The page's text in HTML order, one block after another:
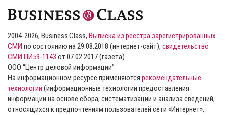
2004-2026, Business Class, Выписка из реестра зарегистрированных
СМИ по состоянию на 29.08.2018 (интернет-сайт), свидетельство
СМИ ПИ59-1143 от 07.02.2017 (газета)
ООО “Центр деловой информации”
На информационном ресурсе применяются рекомендательные
технологии (информационные технологии предоставления
информации на основе сбора, систематизации и анализа сведений,
относящихся к предпочтениям пользователей сети «Интернет»,